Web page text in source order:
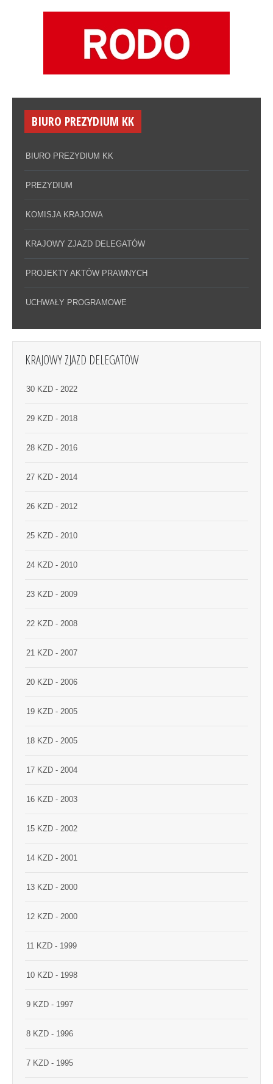
BIURO PREZYDIUM KK
BIURO PREZYDIUM KK
PREZYDIUM
KOMISJA KRAJOWA
KRAJOWY ZJAZD DELEGATÓW
PROJEKTY AKTÓW PRAWNYCH
UCHWAŁY PROGRAMOWE
KRAJOWY ZJAZD DELEGATÓW
30 KZD - 2022
29 KZD - 2018
28 KZD - 2016
27 KZD - 2014
26 KZD - 2012
25 KZD - 2010
24 KZD - 2010
23 KZD - 2009
22 KZD - 2008
21 KZD - 2007
20 KZD - 2006
19 KZD - 2005
18 KZD - 2005
17 KZD - 2004
16 KZD - 2003
15 KZD - 2002
14 KZD - 2001
13 KZD - 2000
12 KZD - 2000
11 KZD - 1999
10 KZD - 1998
9 KZD - 1997
8 KZD - 1996
7 KZD - 1995